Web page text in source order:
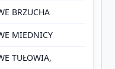
BRZUCHA
MIEDNICY
TUŁOWIA,